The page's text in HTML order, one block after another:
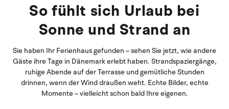
So fühlt sich Urlaub bei
Sonne und Strand an
Sie haben Ihr Ferienhaus gefunden – sehen Sie jetzt, wie andere
Gäste ihre Tage in Dänemark erlebt haben. Strandspaziergänge,
ruhige Abende auf der Terrasse und gemütliche Stunden
drinnen, wenn der Wind draußen weht. Echte Bilder, echte
Momente – vielleicht schon bald Ihre eigenen.